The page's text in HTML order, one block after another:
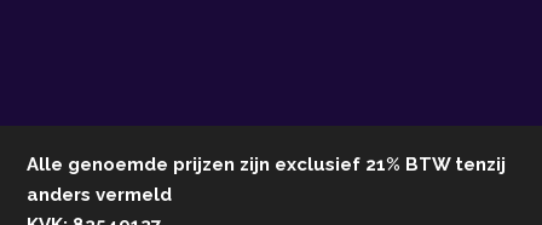
Alle genoemde prijzen zijn exclusief 21% BTW tenzij
anders vermeld